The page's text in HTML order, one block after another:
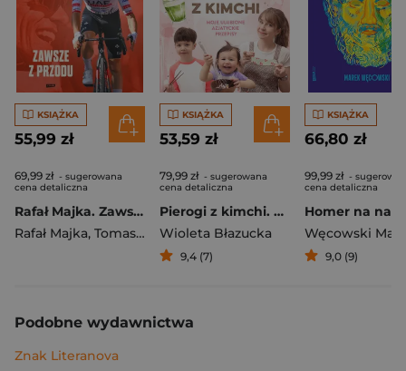
KSIĄŻKA
55,99 zł
69,99 zł - sugerowana
cena detaliczna
Rafał Majka. Zawsze z przodu. Rozmawia Tomasz Kalemba - książka z autografem
Rafał Majka, Tomasz Kalemba
KSIĄŻKA
53,59 zł
79,99 zł - sugerowana
cena detaliczna
Pierogi z kimchi. Moje ulubione azjatyckie przepisy
Wioleta Błazucka
9,4 (7)
KSIĄŻKA
66,80 zł
99,99 zł -
cena detaliczna
Węcowski
9,0 (9)
Podobne wydawnictwa
Znak Literanova